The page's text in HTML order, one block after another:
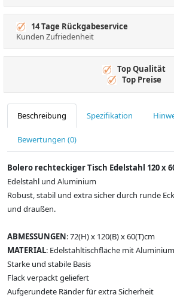
14 Tage Rückgabeservice
Kunden Zufriedenheit
Top Qualität
Top Preise
Beschreibung Spezifikation
Bewertungen (0)
Bolero rechteckiger Tisch Edelstahl 120 x
Edelstahl und Aluminium
Robust, stabil und extra sicher durch runde
und draußen.
ABMESSUNGEN: 72(H) x 120(B) x 60(T)cm
MATERIAL: Edelstahltischfläche mit
Starke und stabile Basis
Flack verpackt geliefert
Aufgerundete Ränder für extra Sicherheit